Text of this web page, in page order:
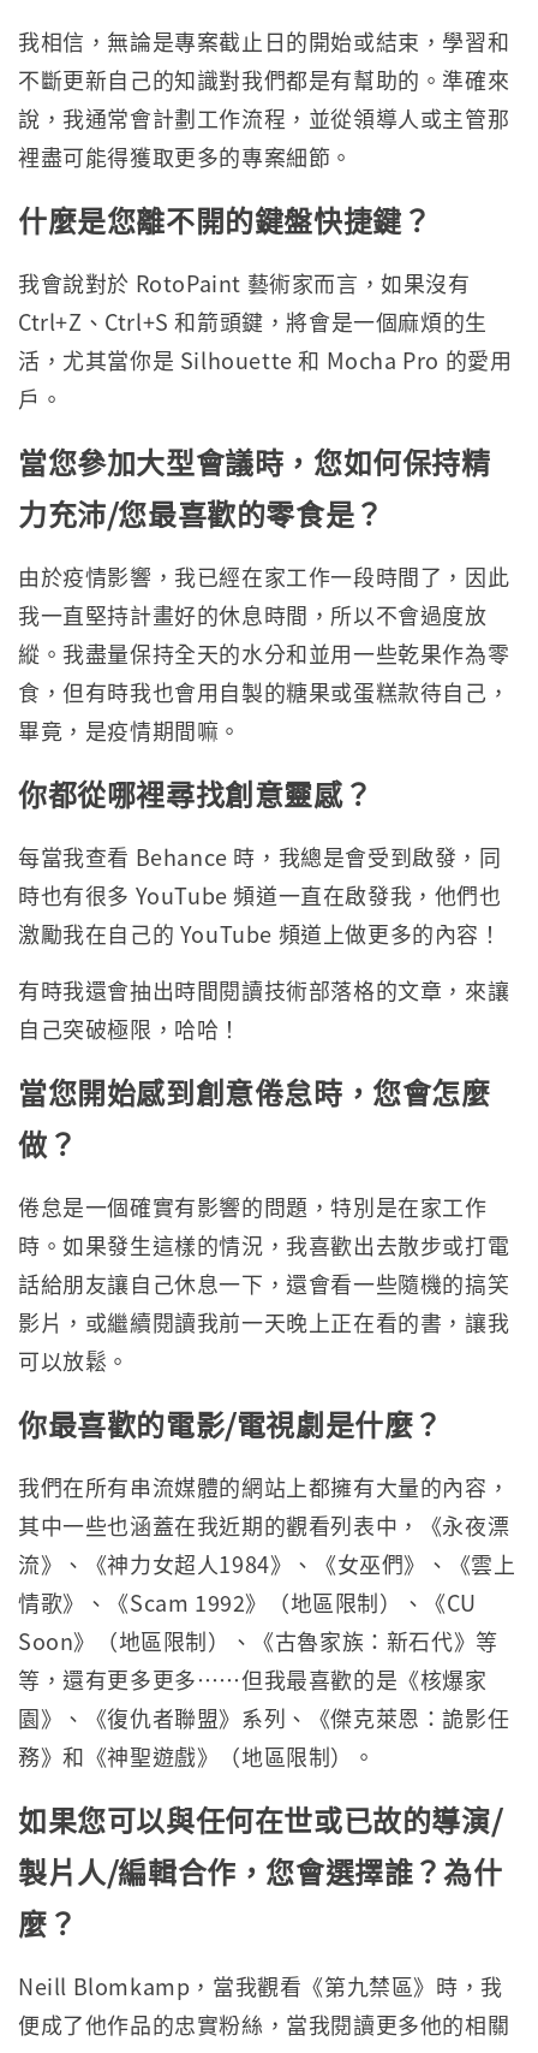
我相信，無論是專案截止日的開始或結束，學習和
不斷更新自己的知識對我們都是有幫助的。準確來
說，我通常會計劃工作流程，並從領導人或主管那
裡盡可能得獲取更多的專案細節。
什麼是您離不開的鍵盤快捷鍵？
我會說對於 RotoPaint 藝術家而言，如果沒有
Ctrl+Z、Ctrl+S 和箭頭鍵，將會是一個麻煩的生
活，尤其當你是 Silhouette 和 Mocha Pro 的愛用
戶。
當您參加大型會議時，您如何保持精
力充沛/您最喜歡的零食是？
由於疫情影響，我已經在家工作一段時間了，因此
我一直堅持計畫好的休息時間，所以不會過度放
縱。我盡量保持全天的水分和並用一些乾果作為零
食，但有時我也會用自製的糖果或蛋糕款待自己，
畢竟，是疫情期間嘛。
你都從哪裡尋找創意靈感？
每當我查看 Behance 時，我總是會受到啟發，同
時也有很多 YouTube 頻道一直在啟發我，他們也
激勵我在自己的 YouTube 頻道上做更多的內容！
有時我還會抽出時間閱讀技術部落格的文章，來讓
自己突破極限，哈哈！
當您開始感到創意倦怠時，您會怎麼
做？
倦怠是一個確實有影響的問題，特別是在家工作
時。如果發生這樣的情況，我喜歡出去散步或打電
話給朋友讓自己休息一下，還會看一些隨機的搞笑
影片，或繼續閱讀我前一天晚上正在看的書，讓我
可以放鬆。
你最喜歡的電影/電視劇是什麼？
我們在所有串流媒體的網站上都擁有大量的內容，
其中一些也涵蓋在我近期的觀看列表中，《永夜漂
流》、《神力女超人1984》、《女巫們》、《雲上
情歌》、《Scam 1992》（地區限制）、《CU
Soon》（地區限制）、《古魯家族：新石代》等
等，還有更多更多……但我最喜歡的是《核爆家
園》、《復仇者聯盟》系列、《傑克萊恩：詭影任
務》和《神聖遊戲》（地區限制）。
如果您可以與任何在世或已故的導演/
製片人/編輯合作，您會選擇誰？為什
麼？
Neill Blomkamp，當我觀看《第九禁區》時，我
便成了他作品的忠實粉絲，當我閱讀更多他的相關